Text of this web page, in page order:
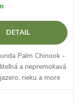
DETAIL
Palm Chinook -
a nepremokavá
rieku a more
(ženy) je vodácka